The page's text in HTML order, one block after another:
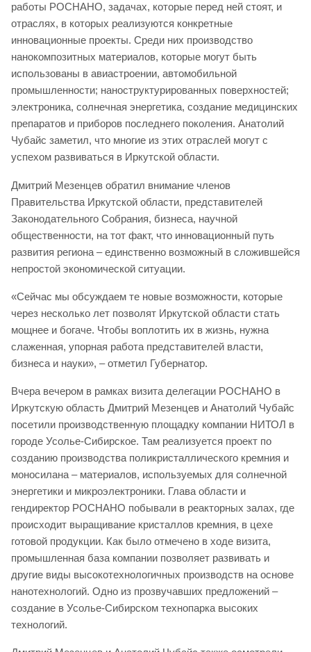
работы РОСНАНО, задачах, которые перед ней стоят, и
отраслях, в которых реализуются конкретные
инновационные проекты. Среди них производство
нанокомпозитных материалов, которые могут быть
использованы в авиастроении, автомобильной
промышленности; наноструктурированных поверхностей;
электроника, солнечная энергетика, создание медицинских
препаратов и приборов последнего поколения. Анатолий
Чубайс заметил, что многие из этих отраслей могут с
успехом развиваться в Иркутской области.
Дмитрий Мезенцев обратил внимание членов
Правительства Иркутской области, представителей
Законодательного Собрания, бизнеса, научной
общественности, на тот факт, что инновационный путь
развития региона – единственно возможный в сложившейся
непростой экономической ситуации.
«Сейчас мы обсуждаем те новые возможности, которые
через несколько лет позволят Иркутской области стать
мощнее и богаче. Чтобы воплотить их в жизнь, нужна
слаженная, упорная работа представителей власти,
бизнеса и науки», – отметил Губернатор.
Вчера вечером в рамках визита делегации РОСНАНО в
Иркутскую область Дмитрий Мезенцев и Анатолий Чубайс
посетили производственную площадку компании НИТОЛ в
городе Усолье-Сибирское. Там реализуется проект по
созданию производства поликристаллического кремния и
моносилана – материалов, используемых для солнечной
энергетики и микроэлектроники. Глава области и
гендиректор РОСНАНО побывали в реакторных залах, где
происходит выращивание кристаллов кремния, в цехе
готовой продукции. Как было отмечено в ходе визита,
промышленная база компании позволяет развивать и
другие виды высокотехнологичных производств на основе
нанотехнологий. Одно из прозвучавших предложений –
создание в Усолье-Сибирском технопарка высоких
технологий.